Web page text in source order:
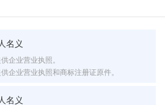
名义
企业营业执照。
企业营业执照和商标注册证原件。
名义